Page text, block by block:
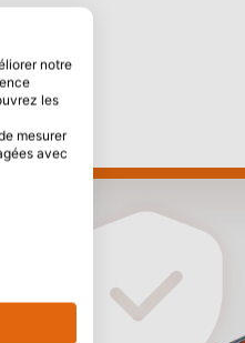
notre
les
mesurer
avec